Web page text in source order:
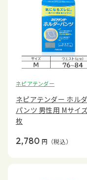
ネピアテンダー
ネピアテンダー ホル
パンツ 男性用 Mサイ
枚
2,780 円 （税込）